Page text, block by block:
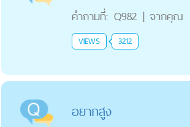
คำถามที่: Q982 | จากคุณ
VIEWS 3212
อยากสูง